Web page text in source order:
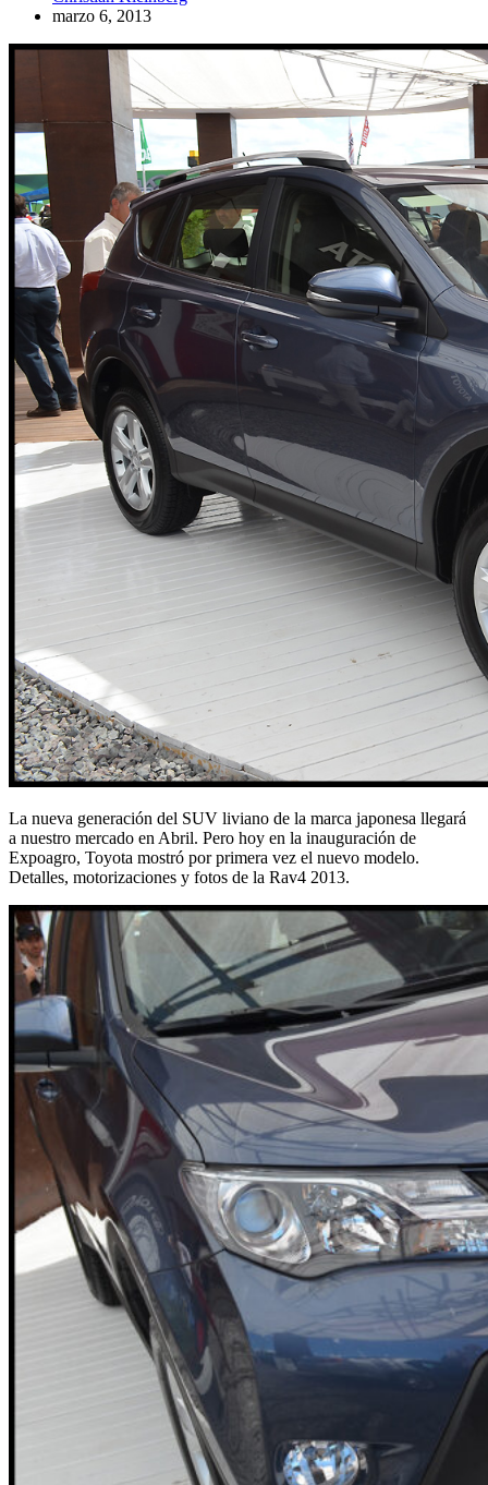
marzo 6, 2013
La nueva generación del SUV liviano de la marca japonesa llegará
a nuestro mercado en Abril. Pero hoy en la inauguración de
Expoagro, Toyota mostró por primera vez el nuevo modelo.
Detalles, motorizaciones y fotos de la Rav4 2013.